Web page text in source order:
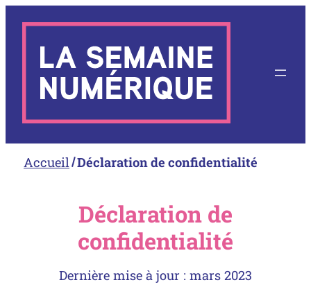
contenu
Accueil Déclaration de confidentialité
Déclaration de
confidentialité
Dernière mise à jour : mars 2023